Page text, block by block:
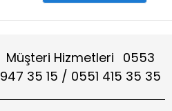
Müşteri Hizmetleri 0553
947 35 15 / 0551 415 35 35